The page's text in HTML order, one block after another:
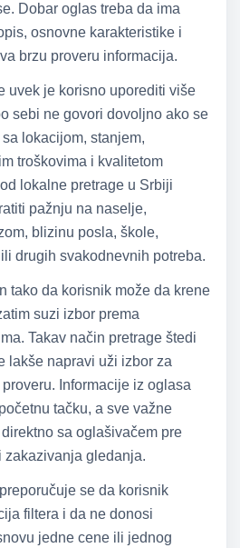
Dobar oglas treba da ima
osnovne karakteristike i
brzu proveru informacija.
uvek je korisno uporediti više
sebi ne govori dovoljno ako se
lokacijom, stanjem,
troškovima i kvalitetom
lokalne pretrage u Srbiji
pažnju na naselje,
blizinu posla, škole,
drugih svakodnevnih potreba.
tako da korisnik može da krene
suzi izbor prema
Takav način pretrage štedi
lakše napravi uži izbor za
Informacije iz oglasa
tačku, a sve važne
sa oglašivačem pre
gledanja.
se da korisnik
filtera i da ne donosi
jedne cene ili jednog